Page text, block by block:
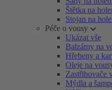
Štětka na
Stojan na
Péče o vousy
Ukázat vše
Balzámy na
Hřebeny a
Oleje na
Zastřihovače
Mýdla a